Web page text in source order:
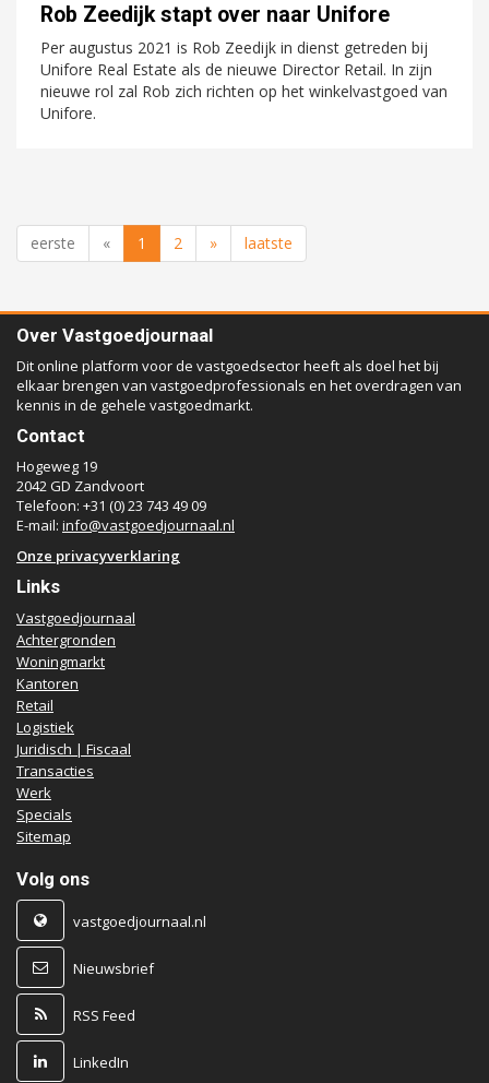
Rob Zeedijk stapt over naar Unifore
Per augustus 2021 is Rob Zeedijk in dienst getreden bij
Unifore Real Estate als de nieuwe Director Retail. In zijn
nieuwe rol zal Rob zich richten op het winkelvastgoed van
Unifore.
eerste « 1 2 » laatste
Over Vastgoedjournaal
Dit online platform voor de vastgoedsector heeft als doel het bij
elkaar brengen van vastgoedprofessionals en het overdragen van
kennis in de gehele vastgoedmarkt.
Contact
Hogeweg 19
2042 GD Zandvoort
Telefoon: +31 (0) 23 743 49 09
E-mail: info@vastgoedjournaal.nl
Onze privacyverklaring
Links
Vastgoedjournaal
Achtergronden
Woningmarkt
Kantoren
Retail
Logistiek
Juridisch | Fiscaal
Transacties
Werk
Specials
Sitemap
Volg ons
vastgoedjournaal.nl
Nieuwsbrief
RSS Feed
LinkedIn